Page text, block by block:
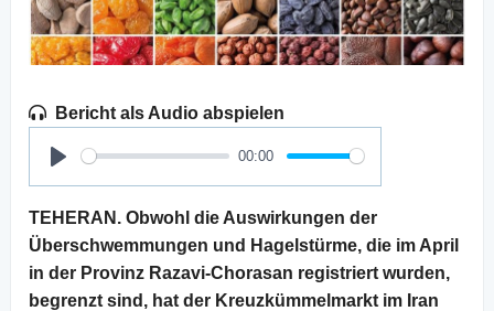
Bericht als Audio abspielen
Play
00:00
TEHERAN. Obwohl die Auswirkungen der
Überschwemmungen und Hagelstürme, die im April
in der Provinz Razavi-Chorasan registriert wurden,
begrenzt sind, hat der Kreuzkümmelmarkt im Iran